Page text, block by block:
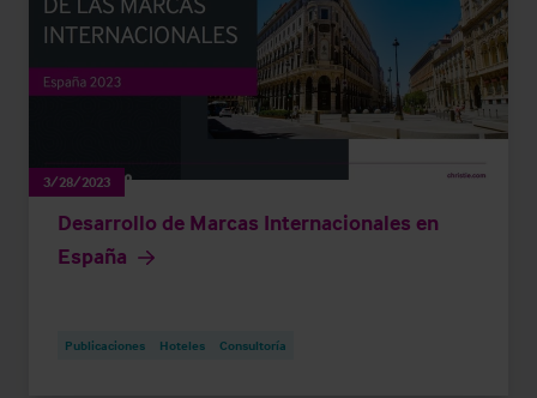
3/28/2023
Desarrollo de Marcas Internacionales en
España
Publicaciones Hoteles Consultoría